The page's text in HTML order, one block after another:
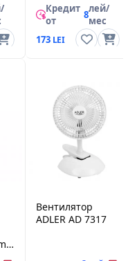
Кредит
от
8лей/
мес
173
Вентилятор
ADLER AD 7317